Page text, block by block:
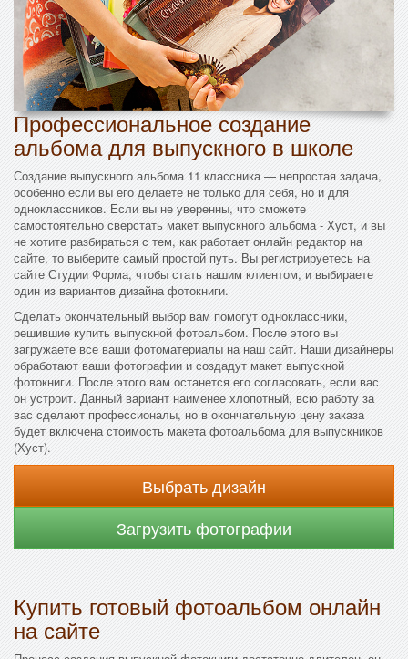
Профессиональное создание
альбома для выпускного в школе
Создание выпускного альбома 11 классника — непростая задача,
особенно если вы его делаете не только для себя, но и для
одноклассников. Если вы не уверенны, что сможете
самостоятельно сверстать макет выпускного альбома - Хуст, и вы
не хотите разбираться с тем, как работает онлайн редактор на
сайте, то выберите самый простой путь. Вы регистрируетесь на
сайте Студии Форма, чтобы стать нашим клиентом, и выбираете
один из вариантов дизайна фотокниги.
Сделать окончательный выбор вам помогут одноклассники,
решившие купить выпускной фотоальбом. После этого вы
загружаете все ваши фотоматериалы на наш сайт. Наши дизайнеры
обработают ваши фотографии и создадут макет выпускной
фотокниги. После этого вам останется его согласовать, если вас
он устроит. Данный вариант наименее хлопотный, всю работу за
вас сделают профессионалы, но в окончательную цену заказа
будет включена стоимость макета фотоальбома для выпускников
(Хуст).
Выбрать дизайн
Загрузить фотографии
Купить готовый фотоальбом онлайн
на сайте